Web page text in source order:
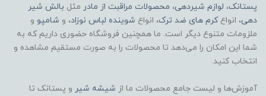
پستانک، لوازم شیردهی، محصولات مراقبت از مادر مثل بالش شیر
دهی، انواعکرم های ضد ترک، انواع شوینده لباس نوزاد، و شامپو و
ملزومات متنوع دیگر است. ما همچنین فروشگاه حضوری داریم که به
شما این امکان را می‌دهد تا محصولات را به صورت مستقیم مشاهده و
انتخاب کنید.
آموزش‌ها و لیست جامع محصولات ما از شیشه شیر و پستانک تا